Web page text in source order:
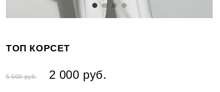
ТОП КОРСЕТ
5 000 руб. 2 000 руб.